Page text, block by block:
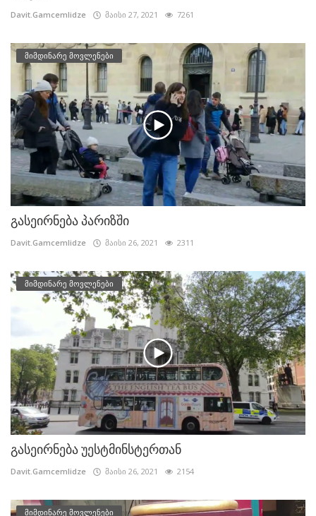
Davit.Gamcemlidze მაისი 27, 2021 7261
მიმდინარე მოვლენები
გასეირნება პარიზში
Davit.Gamcemlidze მაისი 26, 2021 2311
მიმდინარე მოვლენები
გასეირნება უესტმინსტერთან
Davit.Gamcemlidze მაისი 26, 2021 2154
მიმდინარე მოვლენები